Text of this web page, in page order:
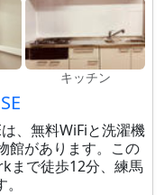
キッチン
、無料WiFiと洗濯機
館があります。この
まで徒歩12分、練馬